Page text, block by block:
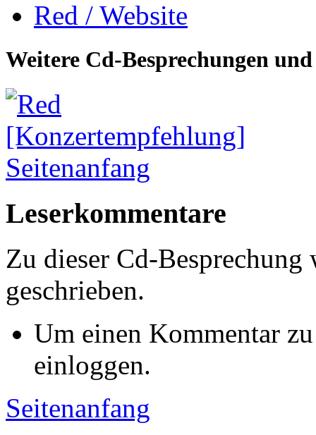
Red / Website
Weitere Cd-Besprechungen
Seitenanfang
Leserkommentare
Zu dieser Cd-
geschrieben.
Um einen Kommentar
einloggen.
Seitenanfang